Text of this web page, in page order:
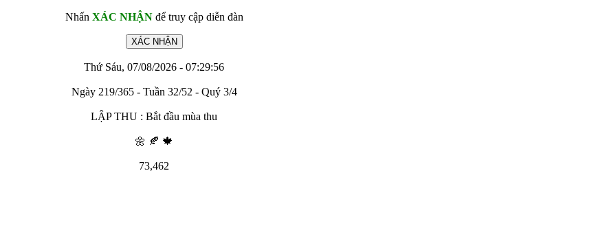
Nhấn XÁC NHẬNđể truy cập diễn đàn
Thứ Sáu, 07/08/2026 - 07:29:56
Ngày 219/365 - Tuần 32/52 - Quý 3/4
LẬP THU : Bắt đầu mùa thu
🌼 🍂 🍁
73,462